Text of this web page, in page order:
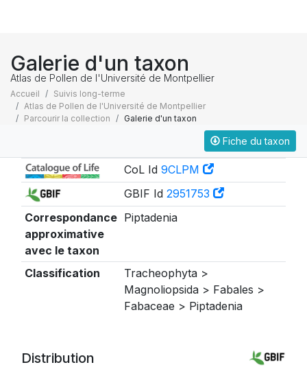
Galerie d'un taxon
Atlas de Pollen de l'Université de Montpellier
Accueil
Suivis long-terme
Atlas de Pollen de l'Université de Montpellier
Parcourir la collection
Galerie d'un taxon
Fiche du taxon
CoL Id 9CLPM
GBIF Id 2951753
Correspondance
approximative
avec le taxon
Piptadenia
Classification
Tracheophyta >
Magnoliopsida > Fabales >
Fabaceae > Piptadenia
Distribution